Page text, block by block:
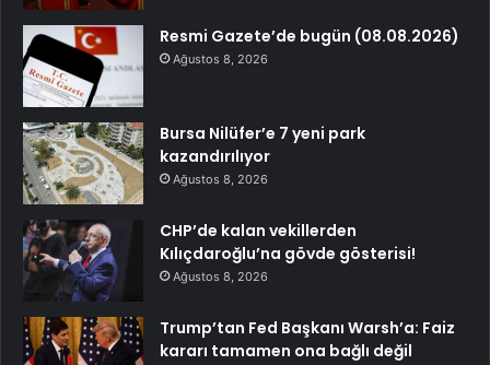
Resmi Gazete’de bugün (08.08.2026)
Ağustos 8, 2026
Bursa Nilüfer’e 7 yeni park
kazandırılıyor
Ağustos 8, 2026
CHP’de kalan vekillerden
Kılıçdaroğlu’na gövde gösterisi!
Ağustos 8, 2026
Trump’tan Fed Başkanı Warsh’a: Faiz
kararı tamamen ona bağlı değil